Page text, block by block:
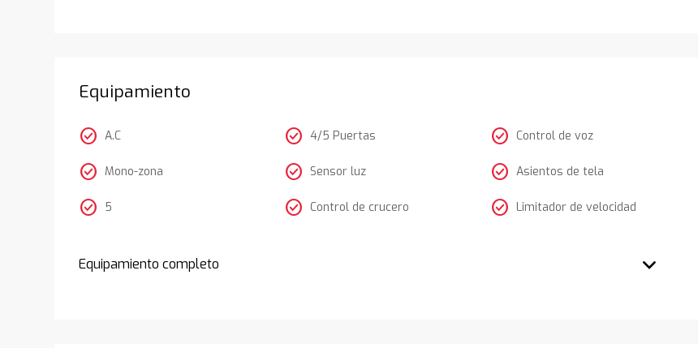
Equipamiento
check_circle A.C
check_circle Mono-zona
check_circle 5
check_circle 4/5 Puertas
check_circle Sensor luz
check_circle Control de crucero
check_circle Control de voz
check_circle Asientos de tela
check_circle Limitador de velocidad
Equipamiento completo